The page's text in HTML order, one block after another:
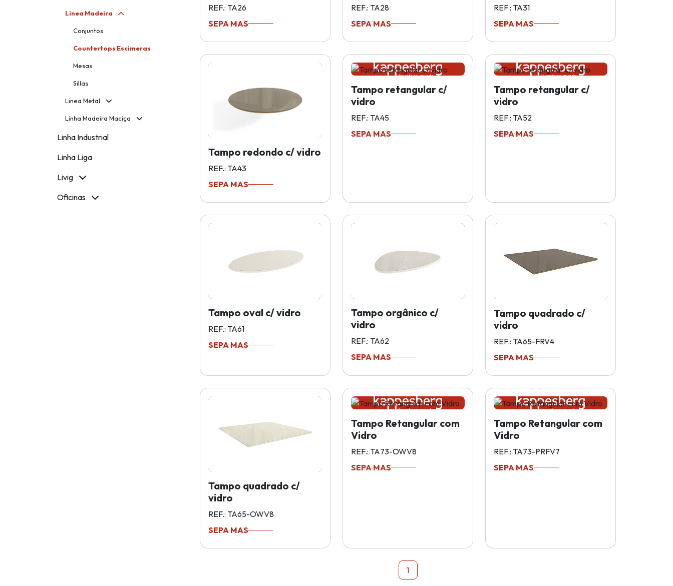
Linea Madeira
Conjuntos
Countertops Escimeras
Mesas
Sillas
Linea Metal
Linha Madeira Maciça
Linha Industrial
Linha Liga
Livig
Oficinas
REF.: TA26
SEPA MAS
REF.: TA28
SEPA MAS
REF.: TA31
SEPA MAS
Tampo redondo c/ vidro
REF.: TA43
SEPA MAS
Tampo retangular c/
vidro
REF.: TA45
SEPA MAS
Tampo retangular c/
vidro
REF.: TA52
SEPA MAS
Tampo oval c/ vidro
REF.: TA61
SEPA MAS
Tampo orgânico c/
vidro
REF.: TA62
SEPA MAS
Tampo quadrado c/
vidro
REF.: TA65-FRV4
SEPA MAS
Tampo quadrado c/
vidro
REF.: TA65-OWV8
SEPA MAS
Tampo Retangular com
Vidro
REF.: TA73-OWV8
SEPA MAS
Tampo Retangular com
Vidro
REF.: TA73-PRFV7
SEPA MAS
1